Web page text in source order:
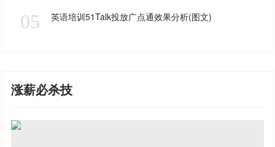
05 英语培训51Talk投放广点通效果分析(图文)
涨薪必杀技